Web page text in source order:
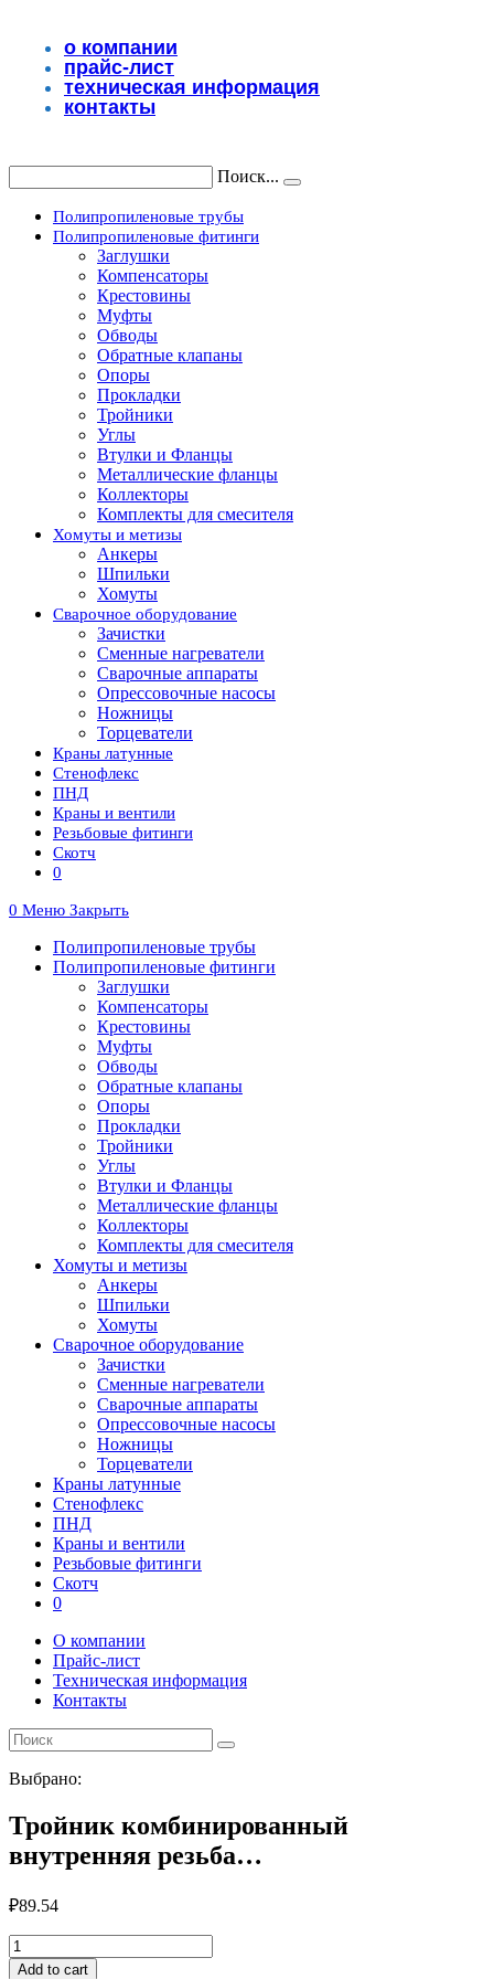
содержимомуо компании
прайс-лист
техническая информация
контакты
Поиск...
Полипропиленовые трубы
Полипропиленовые фитинги
Заглушки
Компенсаторы
Крестовины
Муфты
Обводы
Обратные клапаны
Опоры
Прокладки
Тройники
Углы
Втулки и Фланцы
Металлические фланцы
Коллекторы
Комплекты для смесителя
Хомуты и метизы
Анкеры
Шпильки
Хомуты
Сварочное оборудование
Зачистки
Сменные нагреватели
Сварочные аппараты
Опрессовочные насосы
Ножницы
Торцеватели
Краны латунные
Стенофлекс
ПНД
Краны и вентили
Резьбовые фитинги
Скотч
0
0 Меню Закрыть
Полипропиленовые трубы
Полипропиленовые фитинги
Заглушки
Компенсаторы
Крестовины
Муфты
Обводы
Обратные клапаны
Опоры
Прокладки
Тройники
Углы
Втулки и Фланцы
Металлические фланцы
Коллекторы
Комплекты для смесителя
Хомуты и метизы
Анкеры
Шпильки
Хомуты
Сварочное оборудование
Зачистки
Сменные нагреватели
Сварочные аппараты
Опрессовочные насосы
Ножницы
Торцеватели
Краны латунные
Стенофлекс
ПНД
Краны и вентили
Резьбовые фитинги
Скотч
0
О компании
Прайс-лист
Техническая информация
Контакты
Выбрано:
Тройник комбинированный
внутренняя резьба…
₽89.54
Тройник
комбинированный
Add to cart